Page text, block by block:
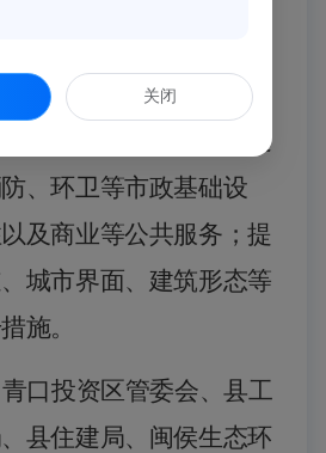
，增加产业发展空间；
，包括交通、电力、通
、环卫等市政基础设
及商业等公共服务；提
城市界面、建筑形态等
施。
口投资区管委会、县工
县住建局、闽侯生态环
关闭